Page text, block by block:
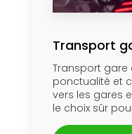
Transport
Transport gare
ponctualité et
vers les gares
le choix sûr